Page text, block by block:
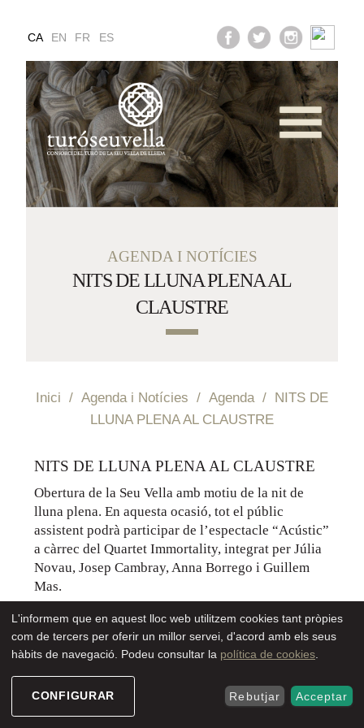
Serveis i Horaris
Galeria Multimèdia
educativa i
Com Arribar
CA EN FR ES
AGENDA I NOTÍCIES
NITS DE LLUNA PLENA AL
CLAUSTRE
Inici / Agenda i Notícies / Agenda / NITS DE
LLUNA PLENA AL CLAUSTRE
NITS DE LLUNA PLENA AL CLAUSTRE
Obertura de la Seu Vella amb motiu de la nit de
lluna plena. En aquesta ocasió, tot el públic
assistent podrà participar de l’espectacle “Acústic”
a càrrec del Quartet Immortality, integrat per Júlia
Novau, Josep Cambray, Anna Borrego i Guillem
Mas.
Les seves veus, acompanyades de guitarra, cajón i el talent
del pianistaBernat Giribert, oferiran un repertori variat i
peces de teatre musical. Una proposta càlida i entranyable per
apropar la música coral a un públic divers, creant un espai de
L'informem que en aquest lloc web utilitzem cookies tant pròpies
com de tercers per oferir un millor servei, d'acord amb els seus
hàbits de navegació. Podeu consultar la política de cookies
CONFIGURAR Rebutjar Acceptar